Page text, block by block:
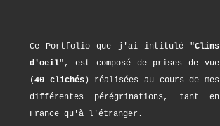
Ce Portfolio que j'ai intitulé "Clins
d'oeil", est composé de prises de vue
(40 clichés) réalisées au cours de mes
différentes pérégrinations, tant en
France qu'à l'étranger.